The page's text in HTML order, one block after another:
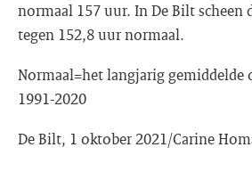
normaal 157 uur. In De Bilt scheen
tegen 152,8 uur normaal.
Normaal=het langjarig gemiddelde
1991-2020
De Bilt, 1 oktober 2021/Carine